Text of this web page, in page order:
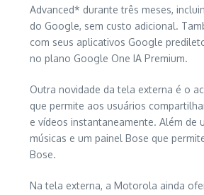
Advanced* durante três meses,
do Google, sem custo adicional.
com seus aplicativos Google
no plano Google One IA Premium.
Outra novidade da tela externa é o
que permite aos usuários
e vídeos instantaneamente. Além de
músicas e um painel Bose que
Bose.
Na tela externa, a Motorola ainda